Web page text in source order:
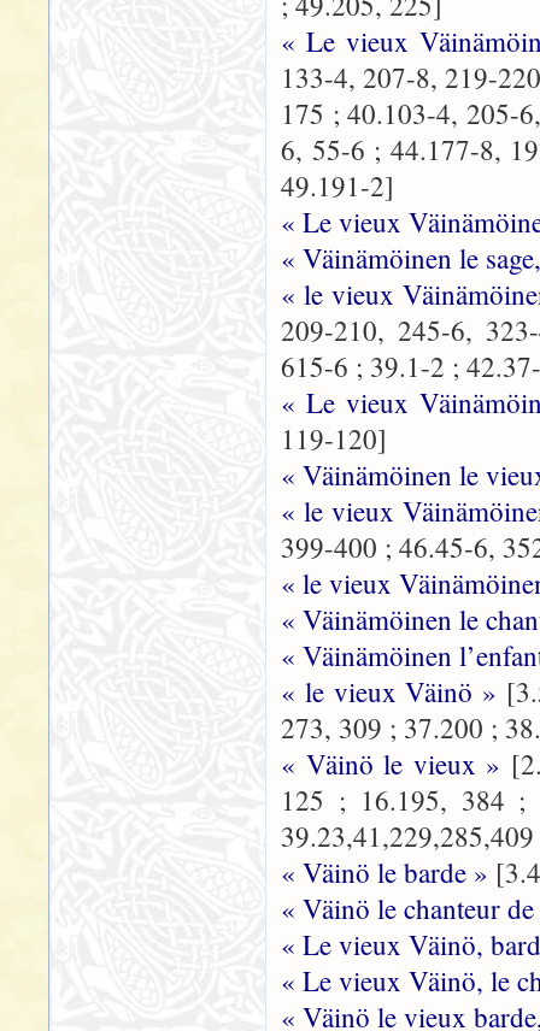
« Le vieux
133-4, 207-8, 219-
175 ; 40.103-4, 205-
6, 55-6 ; 44.177-8,
49.191-2]
« Le vieux
« Väinämöinen le
« le vieux
209-210, 245-6,
615-6 ; 39.1-2 ;
« Le vieux
119-120]
« Väinämöinen le
« le vieux
399-400 ; 46.45-6,
« le vieux
« Väinämöinen le
« Väinämöinen
« le vieux Väinö »
273, 309 ; 37.200 ;
« Väinö le vieux »
125 ; 16.195, 384
« Väinö le barde »
« Väinö le chanteur
« Le vieux Väinö,
« Le vieux Väinö, le
« Väinö le vieux